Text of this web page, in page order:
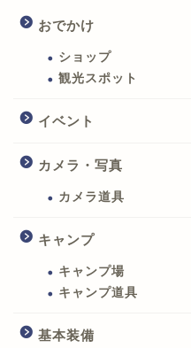
おでかけ
ショップ
観光スポット
イベント
カメラ・写真
カメラ道具
キャンプ
キャンプ場
キャンプ道具
基本装備